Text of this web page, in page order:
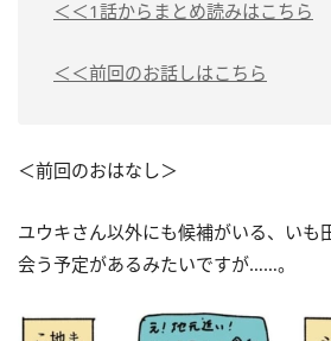
＜＜1話からまとめ読みはこちら
＜＜前回のお話しはこちら
＜前回のおはなし＞
ユウキさん以外にも候補がいる、いも
会う予定があるみたいですが……。